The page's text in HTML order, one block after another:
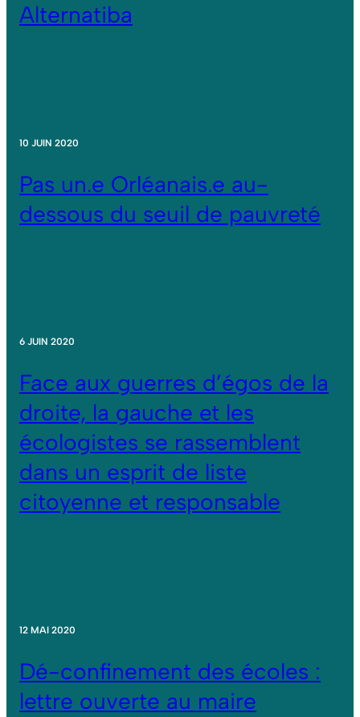
Alternatiba
10 JUIN 2020
Pas un.e Orléanais.e au-
dessous du seuil de pauvreté
6 JUIN 2020
Face aux guerres d’égos de la
droite, la gauche et les
écologistes se rassemblent
dans un esprit de liste
citoyenne et responsable
12 MAI 2020
Dé-confinement des écoles :
lettre ouverte au maire